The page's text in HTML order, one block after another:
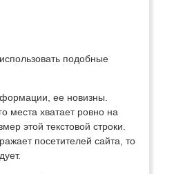
подобные
ее новизны.
места хватает ровно на
этой текстовой строки.
посетителей сайта, то